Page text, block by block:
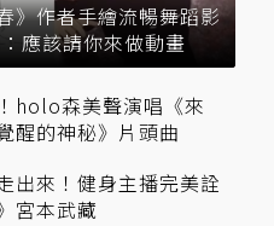
》作者手繪流暢舞蹈影
應該請你來做動畫
holo森美聲演唱《來
醒的神秘》片頭曲
出來！健身主播完美詮
宮本武藏